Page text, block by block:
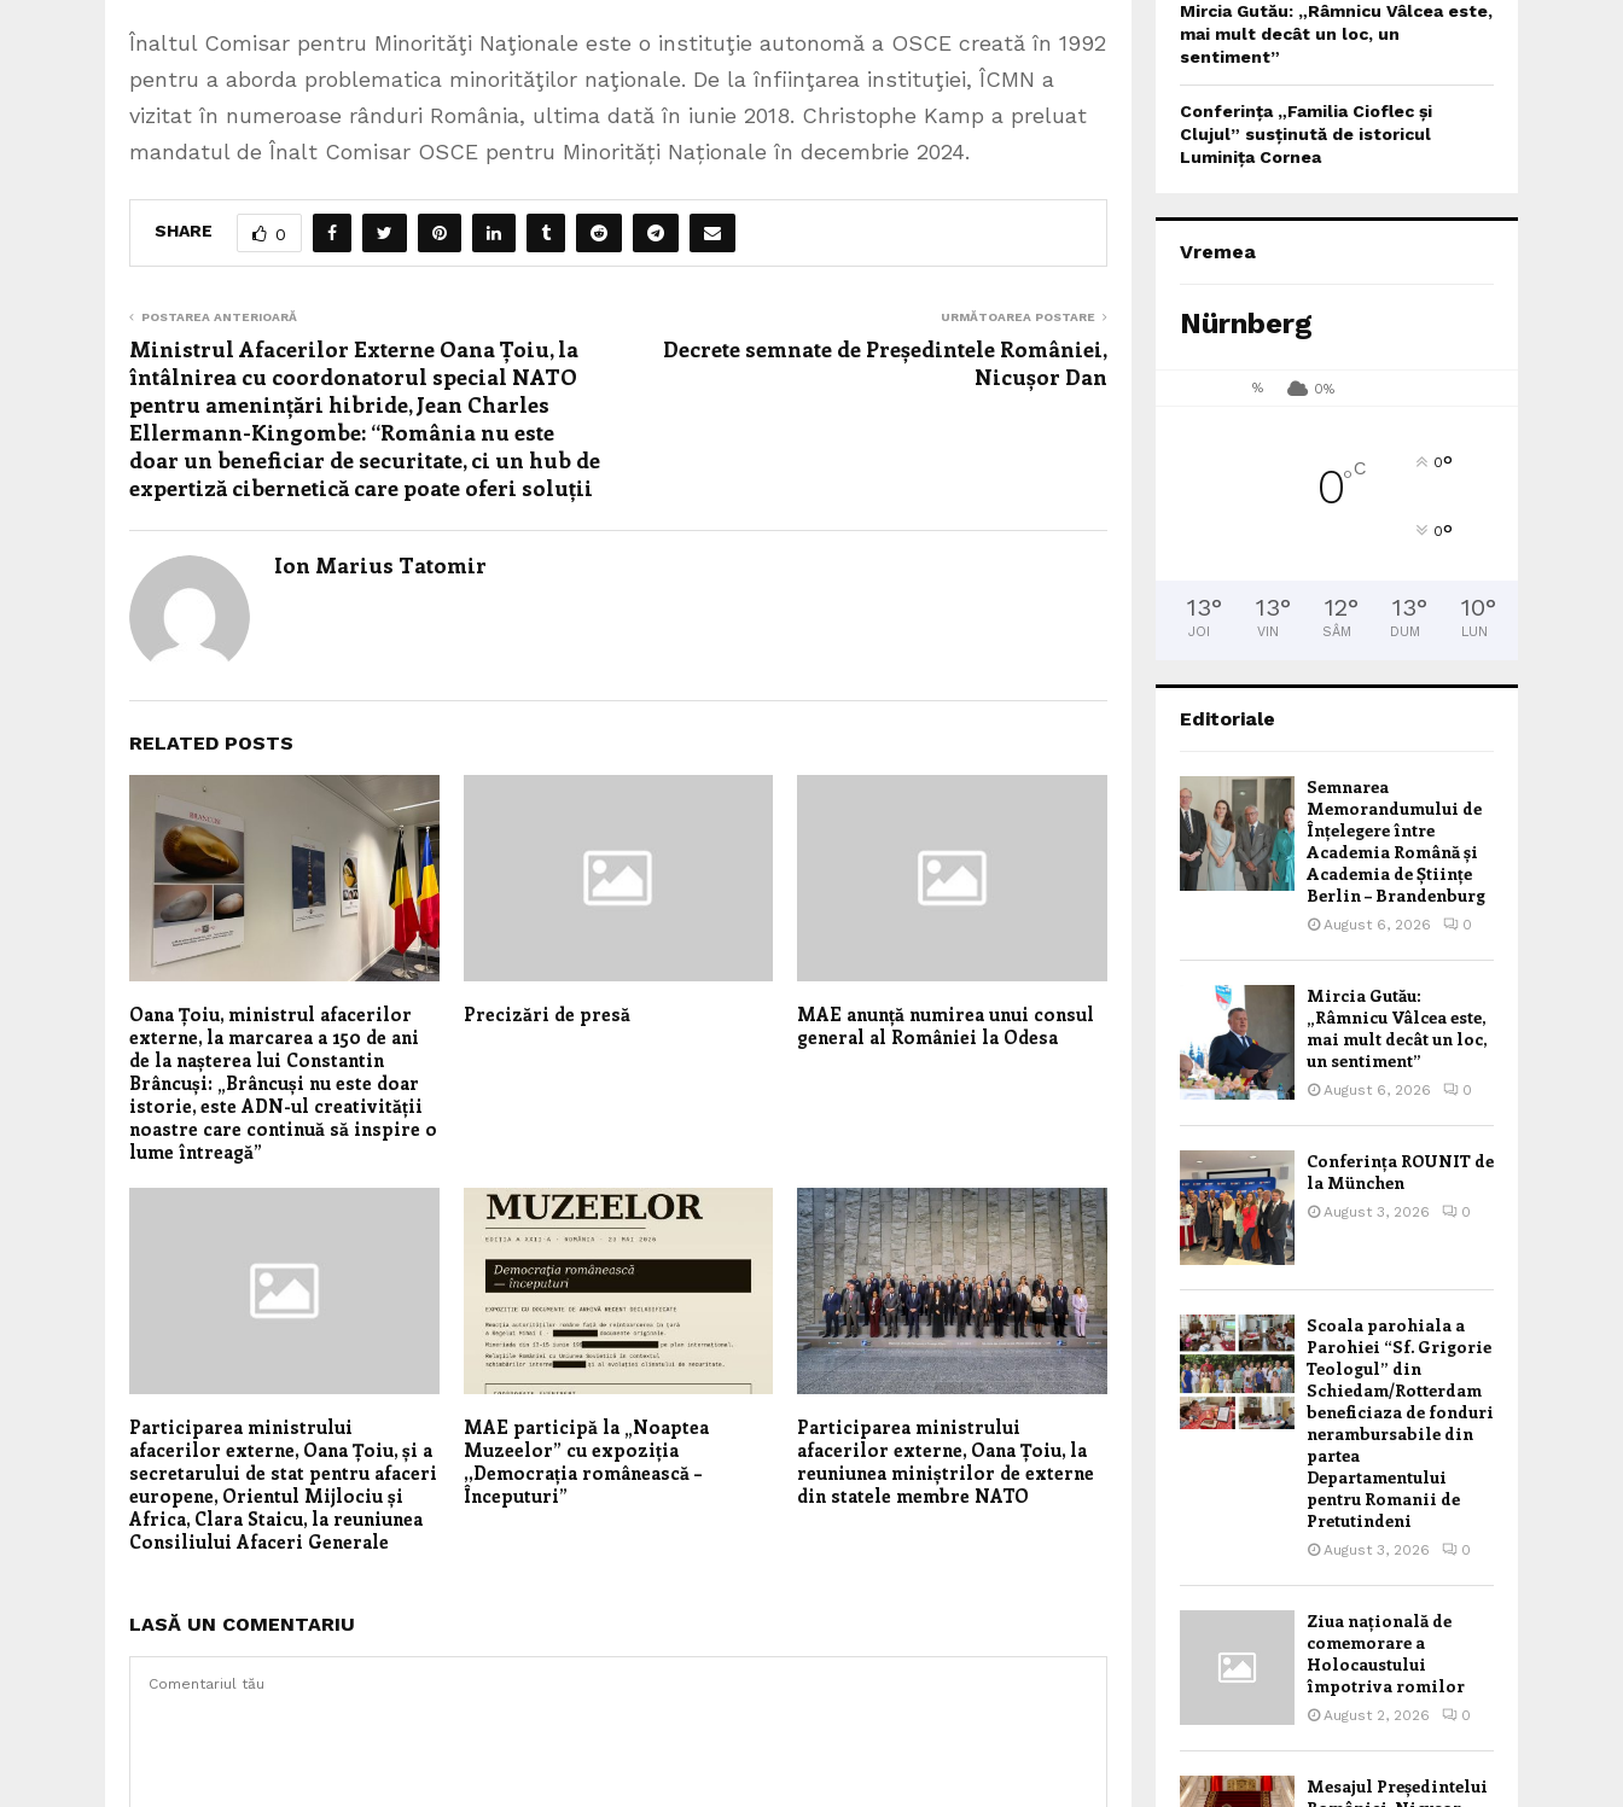
Înaltul Comisar pentru Minorităţi Naţionale este o instituţie autonomă a OSCE creată în 1992
pentru a aborda problematica minorităţilor naţionale. De la înfiinţarea instituţiei, ÎCMN a
vizitat în numeroase rânduri România, ultima dată în iunie 2018. Christophe Kamp a preluat
mandatul de Înalt Comisar OSCE pentru Minorități Naționale în decembrie 2024.
SHARE 0
POSTAREA ANTERIOARĂ
Ministrul Afacerilor Externe Oana Țoiu, la
întâlnirea cu coordonatorul special NATO
pentru amenințări hibride, Jean Charles
Ellermann-Kingombe: “România nu este
doar un beneficiar de securitate, ci un hub de
expertiză cibernetică care poate oferi soluții
URMĂTOAREA POSTARE
Decrete semnate de Președintele României,
Nicușor Dan
Ion Marius Tatomir
RELATED POSTS
Oana Țoiu, ministrul afacerilor
externe, la marcarea a 150 de ani
de la nașterea lui Constantin
Brâncuși: „Brâncuși nu este doar
istorie, este ADN-ul creativității
noastre care continuă să inspire o
lume întreagă”
Precizări de presă
MAE anunță numirea unui consul
general al României la Odesa
Participarea ministrului
afacerilor externe, Oana Țoiu, și a
secretarului de stat pentru afaceri
europene, Orientul Mijlociu și
Africa, Clara Staicu, la reuniunea
Consiliului Afaceri Generale
MAE participă la „Noaptea
Muzeelor” cu expoziția
,,Democrația românească –
Începuturi”
Participarea ministrului
afacerilor externe, Oana Țoiu, la
reuniunea miniștrilor de externe
din statele membre NATO
LASĂ UN COMENTARIU
Mircia Gutău: „Râmnicu Vâlcea este,
mai mult decât un loc, un
sentiment”
Conferința „Familia Cioflec și
Clujul” susținută de istoricul
Luminița Cornea
Vremea
Nürnberg
% 0%
0°C 0°
0°
13°
JOI
13°
VIN
12°
SÂM
13°
DUM
10°
LUN
Editoriale
Semnarea
Memorandumului de
Înțelegere între
Academia Română și
Academia de Științe
Berlin – Brandenburg
August 6, 2026 0
Mircia Gutău:
„Râmnicu Vâlcea este,
mai mult decât un loc,
un sentiment”
August 6, 2026 0
Conferința ROUNIT de
la München
August 3, 2026 0
Scoala parohiala a
Parohiei “Sf. Grigorie
Teologul” din
Schiedam/Rotterdam
beneficiaza de fonduri
nerambursabile din
partea
Departamentului
pentru Romanii de
Pretutindeni
August 3, 2026 0
Ziua națională de
comemorare a
Holocaustului
împotriva romilor
August 2, 2026 0
Mesajul Președintelui